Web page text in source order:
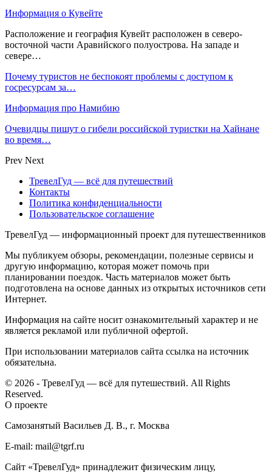
Информация о Кувейте
Расположение и география Кувейт расположен в северо-
восточной части Аравийского полуострова. На западе и
севере…
Почему туристов не беспокоят проблемы с доступом к
госресурсам за…
Информация про Намибию
Очевидцы пишут о гибели российской туристки на Хайнане
во время…
Prev Next
ТревелГуд — всё для путешествий
Контакты
Политика конфиденциальности
Пользовательское соглашение
ТревелГуд — информационный проект для путешественников
Мы публикуем обзоры, рекомендации, полезные сервисы и
другую информацию, которая может помочь при
планировании поездок. Часть материалов может быть
подготовлена на основе данных из открытых источников сети
Интернет.
Информация на сайте носит ознакомительный характер и не
является рекламой или публичной офертой.
При использовании материалов сайта ссылка на источник
обязательна.
© 2026 - ТревелГуд — всё для путешествий. All Rights
Reserved.
О проекте
Самозанятый Васильев Д. В., г. Москва
E-mail: mail@tgrf.ru
Сайт «ТревелГуд» принадлежит физическим лицу,